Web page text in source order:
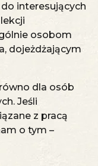
interesujących
osobom
dojeżdżającym
dla osób
Jeśli
z pracą
o tym –